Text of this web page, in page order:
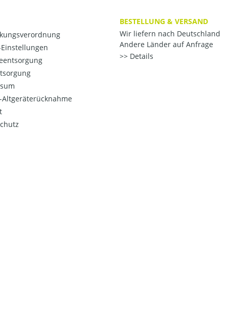
BESTELLUNG & VERSAND
Wir liefern nach Deutschland
Andere Länder auf Anfrage
Details